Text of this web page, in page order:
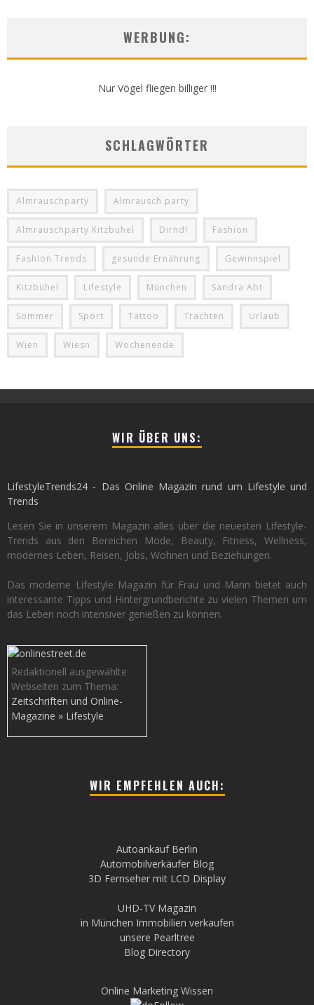
WERBUNG:
Nur Vögel fliegen billiger !!!
SCHLAGWÖRTER
Almrauschparty Almrausch party
Almrauschparty Kitzbühel Dirndl Fashion
Fashion Trends gesunde Ernährung Gewinnspiel
Kitzbühel Lifestyle München Sandra Abt
Sommer Sport Tattoo Trachten Urlaub
Wien Wiesn Wochenende
WIR ÜBER UNS:
LifestyleTrends24 - Das Online Magazin rund um Lifestyle und
Trends
Lesen Sie in unserem Magazin alles über die neuesten Lifestyle-
Trends aus den Bereichen Mode, Beauty, Fitness, Wellness,
modernes Leben, Reisen, Jobs, Wohnen und Beziehungen.
Das moderne Lifestyle Magazin für Frau und Mann bietet auch
interessante Tipps und Hintergrundberichte zu vielen Themen um
das Leben noch intensiver genießen zu können.
Redaktionell ausgewählte
Webseiten zum Thema:
Zeitschriften und Online-
Magazine » Lifestyle
WIR EMPFEHLEN AUCH:
Autoankauf Berlin
Automobilverkäufer Blog
3D Fernseher mit LCD Display
UHD-TV Magazin
in München Immobilien verkaufen
unsere Pearltree
Blog Directory
Online Marketing Wissen